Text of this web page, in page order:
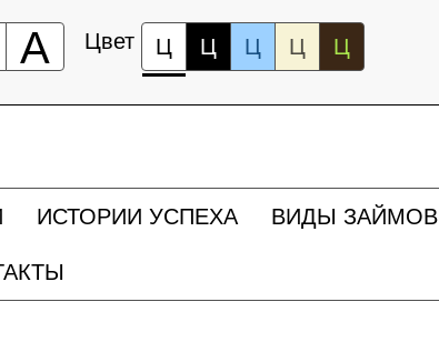
А Цвет Ц Ц Ц Ц Ц
ИСТОРИИ УСПЕХА ВИДЫ ЗАЙМОВ